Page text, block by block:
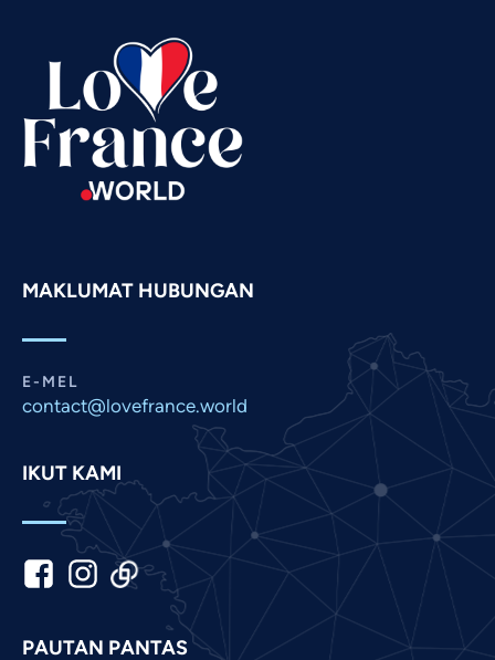
MAKLUMAT HUBUNGAN
E-MEL
contact@lovefrance.world
IKUT KAMI
PAUTAN PANTAS
Italian
Japanese
Kannada
Korean
Marathi
Nepali